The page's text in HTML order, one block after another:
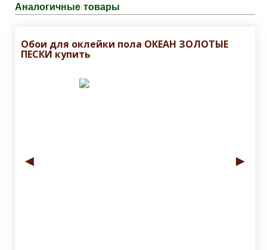
Аналогичные товары
Обои для оклейки пола ОКЕАН ЗОЛОТЫЕ
ПЕСКИ купить
◄ ►